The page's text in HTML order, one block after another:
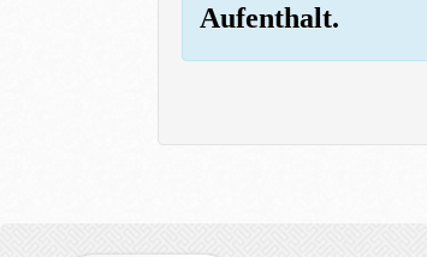
Aufenthalt.